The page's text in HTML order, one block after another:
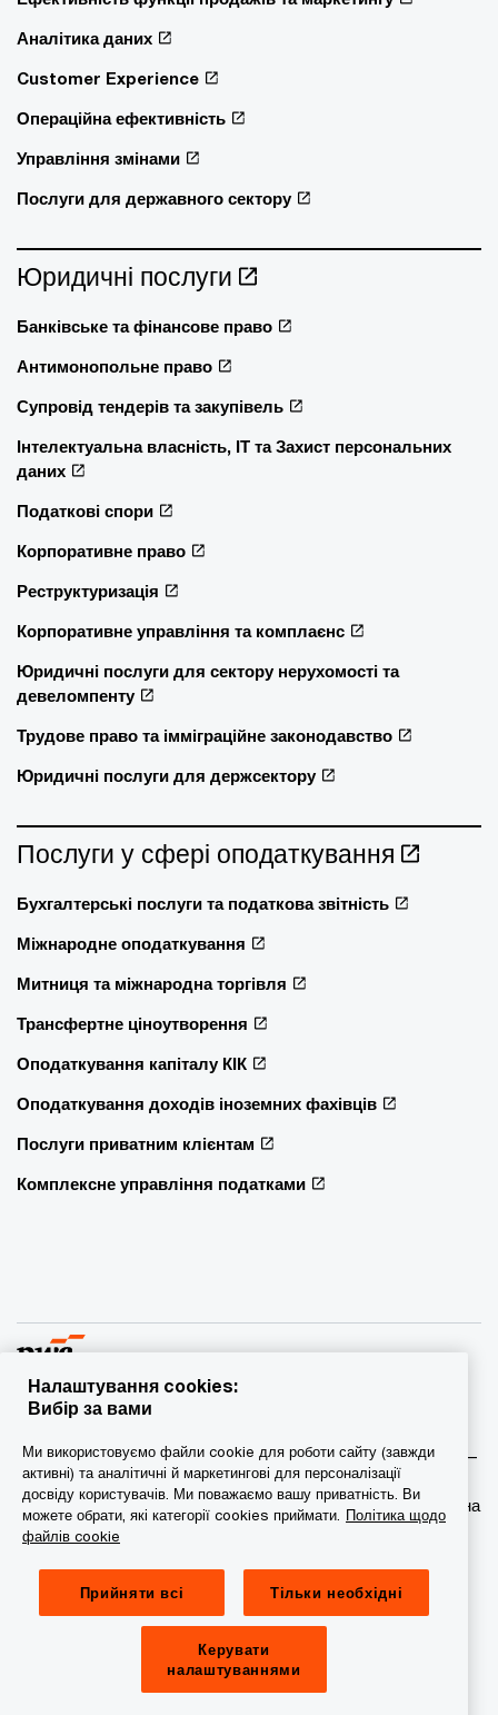
Аналітика даних
Customer Experience
Операційна ефективність
Управління змінами
Послуги для державного сектору
Юридичні послуги
Банківське та фінансове право
Антимонопольне право
Супровід тендерів та закупівель
Інтелектуальна власність, ІТ та Захист персональних
даних
Податкові спори
Корпоративне право
Реструктуризація
Корпоративне управління та комплаєнс
Юридичні послуги для сектору нерухомості та
девеломпенту
Трудове право та імміграційне законодавство
Юридичні послуги для держсектору
Послуги у сфері оподаткування
Бухгалтерські послуги та податкова звітність
Міжнародне оподаткування
Митниця та міжнародна торгівля
Трансфертне ціноутворення
Оподаткування капіталу КІК
Оподаткування доходів іноземних фахівців
Послуги приватним клієнтам
Комплексне управління податками
учасник/фірми-учасниці мережі PwC, а в деяких випадках –
міжнародна мережа PwC. Кожна фірма мережі є
самостійною юридичною особою. Докладніша інформація на
веб-сторінці www.pwc.com/structure.
Конфіденційність
Сookie-файли
Обмеження юридичної відповідальності
Провайдер сайту
Налаштування cookies:
Вибір за вами
Ми використовуємо файли cookie для роботи сайту (завжди
активні) та аналітичні й маркетингові для персоналізації
досвіду користувачів. Ми поважаємо вашу приватність. Ви
можете обрати, які категорії cookies приймати. Політика щодо
файлів cookie
Прийняти всі Тільки необхідні
Керувати
налаштуваннями